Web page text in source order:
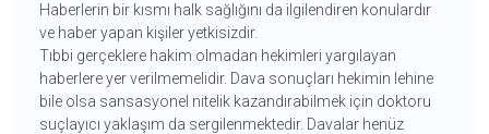
Haberlerin bir kısmı halk sağlığını da ilgilendiren konulardır
ve haber yapan kişiler yetkisizdir.
Tıbbi gerçeklere hakim olmadan hekimleri yargılayan
haberlere yer verilmemelidir. Dava sonuçları hekimin lehine
bile olsa sansasyonel nitelik kazandırabilmek için doktoru
suçlayıcı yaklaşım da sergilenmektedir. Davalar henüz